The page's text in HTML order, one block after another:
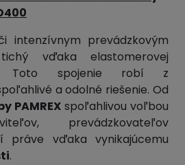
intenzívnym prevádzkovým
vďaka elastomerovej
Toto spojenie robí z
a odolné riešenie. Od
PAMREXspoľahlivou voľbou
prevádzkovateľov
práve vďaka vynikajúcemu
.